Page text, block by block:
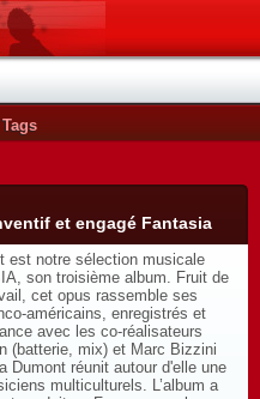
Tags
et engagé Fantasia
est notre sélection musicale
son troisième album. Fruit de
cet opus rassemble ses
américains, enregistrés et
avec les co-réalisateurs
(batterie, mix) et Marc Bizzini
Dumont réunit autour d'elle une
multiculturels. L’album a